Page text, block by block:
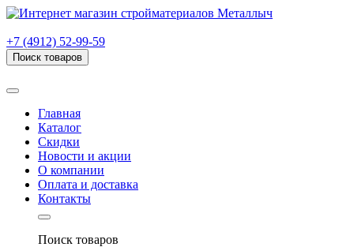
+7 (4912) 52-99-59
Поиск товаров
Главная
Каталог
Скидки
Новости и акции
О компании
Оплата и доставка
Контакты
Поиск товаров